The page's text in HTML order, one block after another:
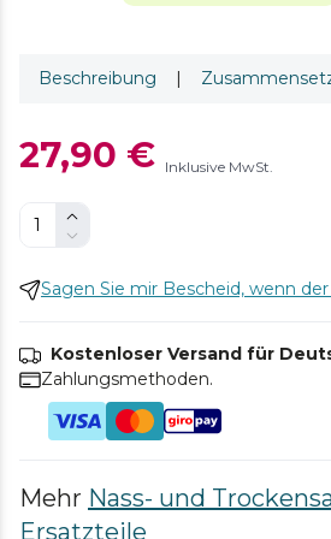
Beschreibung |
27,90 € Inklusive MwSt.
Sagen Sie mir Bescheid, wenn
Kostenloser Versand für
Zahlungsmethoden.
Mehr Nass- und
Ersatzteile